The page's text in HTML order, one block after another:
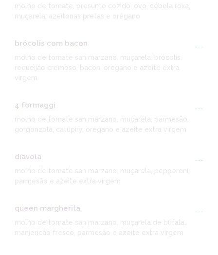
molho de tomate, presunto cozido, ovo, cebola roxa,
brócolis com bacon
---
molho de tomate san marzano, muçarela, brócolis,
requeijão cremoso, bacon, orégano e azeite extra
4 formaggi
---
gorgonzola, catupiry, orégano e azeite extra virgem
diavola
---
queen margherita
---
manjericão fresco, parmesão e azeite extra virgem